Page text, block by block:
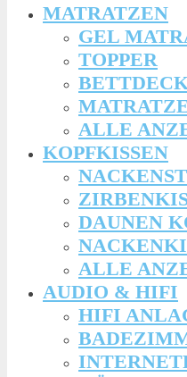
MATRATZEN
GEL
TOPPER
ALLE
KOPFKISSEN
DAUNEN
ALLE
AUDIO & HIFI
HIFI